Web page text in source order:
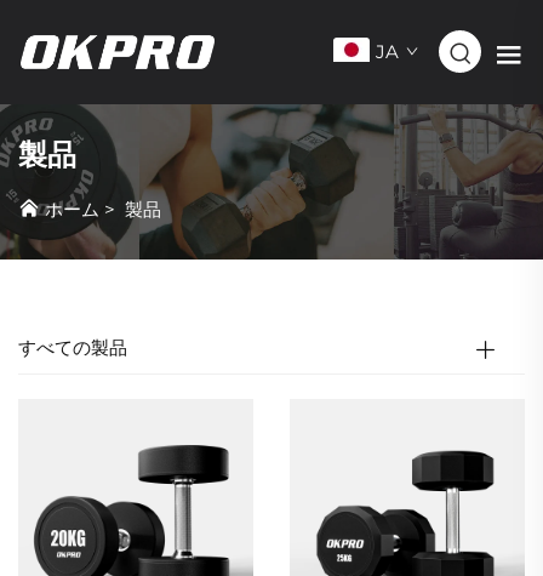
JA
製品
ホーム > 製品
すべての製品